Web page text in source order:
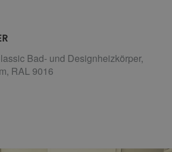
Bad- und Designheizkörper,
RAL 9016